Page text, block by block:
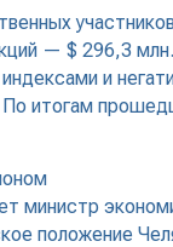
— $ 296,3
и
итогам
министр
положение